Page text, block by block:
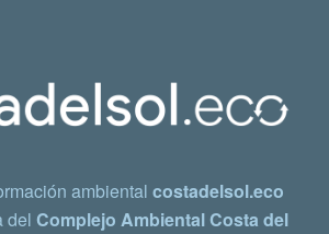
ambiental costadelsol.eco
delComplejo Ambiental Costa del